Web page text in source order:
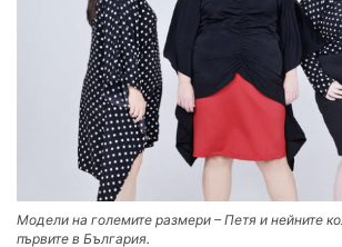
Модели на големите размери – Петя и нейните
първите в България.